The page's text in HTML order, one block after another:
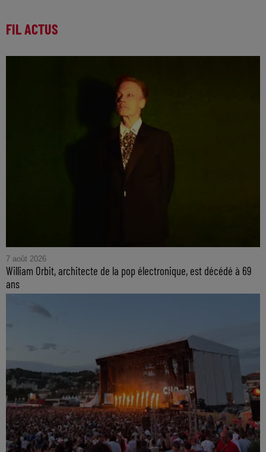
FIL ACTUS
7 août 2026
William Orbit, architecte de la pop électronique, est décédé à 69
ans